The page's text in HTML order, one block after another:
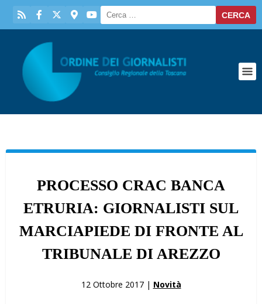
PROCESSO CRAC BANCA
ETRURIA: GIORNALISTI SUL
MARCIAPIEDE DI FRONTE AL
TRIBUNALE DI AREZZO
12 Ottobre 2017 | Novità